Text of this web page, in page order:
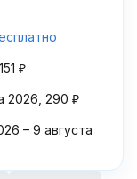
151 ₽
2026 290 ₽
– 9 августа